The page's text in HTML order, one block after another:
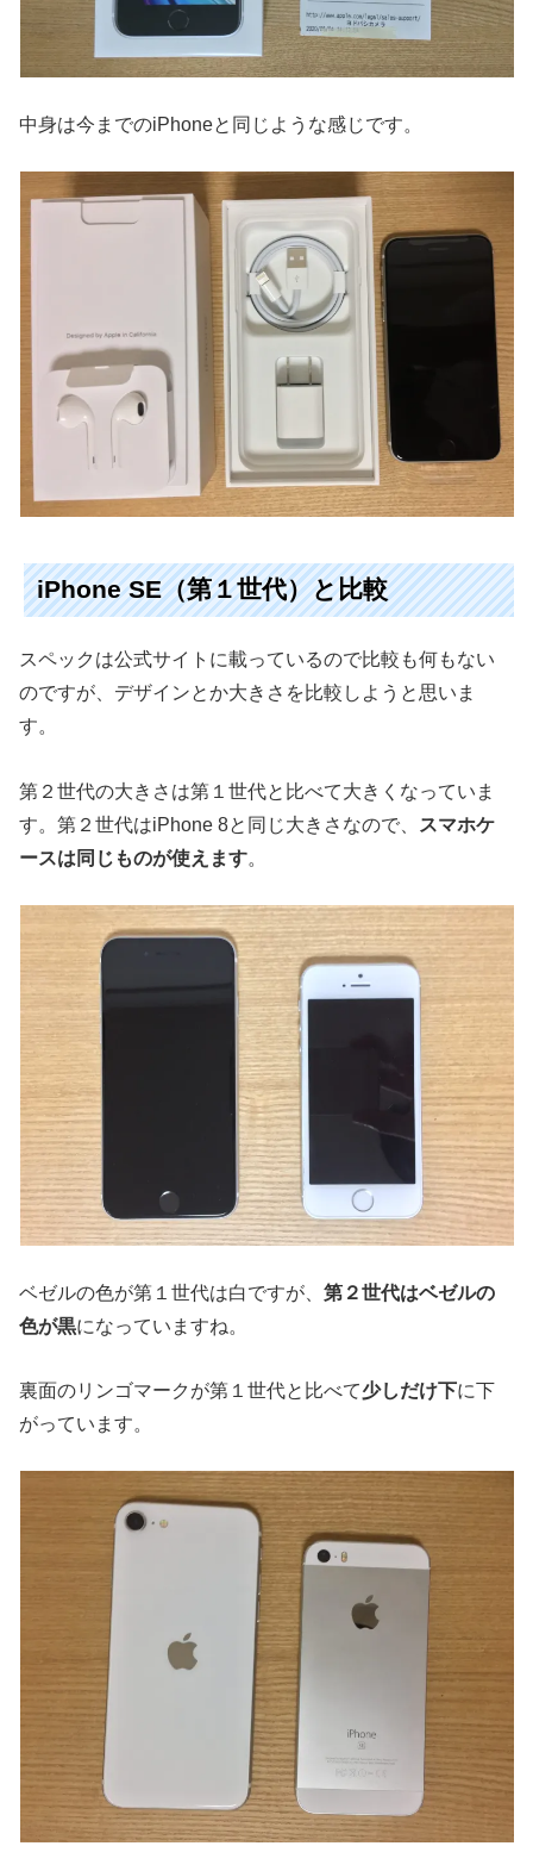
中身は今までのiPhoneと同じような感じです。
iPhone SE（第１世代）と比較
スペックは公式サイトに載っているので比較も何もない
のですが、デザインとか大きさを比較しようと思いま
す。
第２世代の大きさは第１世代と比べて大きくなっていま
す。第２世代はiPhone 8と同じ大きさなので、 スマホケ
ースは同じものが使えます。
ベゼルの色が第１世代は白ですが、第２世代はベゼルの
色が黒になっていますね。
裏面のリンゴマークが第１世代と比べて少しだけ下に下
がっています。